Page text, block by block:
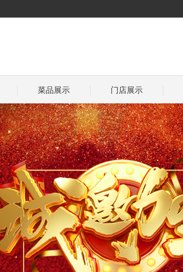
菜品展示 门店展示